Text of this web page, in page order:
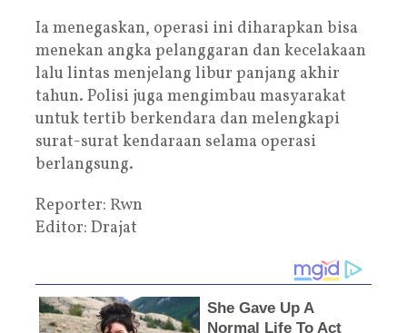
Ia menegaskan, operasi ini diharapkan bisa
menekan angka pelanggaran dan kecelakaan
lalu lintas menjelang libur panjang akhir
tahun. Polisi juga mengimbau masyarakat
untuk tertib berkendara dan melengkapi
surat-surat kendaraan selama operasi
berlangsung.
Reporter: Rwn
Editor: Drajat